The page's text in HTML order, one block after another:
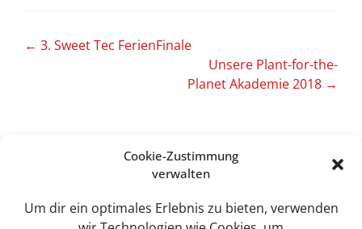
Cookie-Zustimmung
verwalten
Um dir ein optimales Erlebnis zu bieten, verwenden
Artikel-
← 3. Sweet Tec FerienFinale
Unsere Plant-for-the-
Planet Akademie 2018 →
Sweet Tec GmbH
Lindhorst 4
19258 Boizenburg